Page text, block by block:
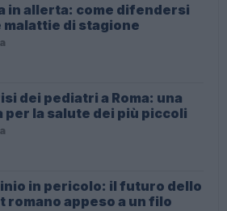
in allerta: come difendersi
malattie di stagione
dei pediatri a Roma: una
per la salute dei più piccoli
in pericolo: il futuro dello
romano appeso a un filo